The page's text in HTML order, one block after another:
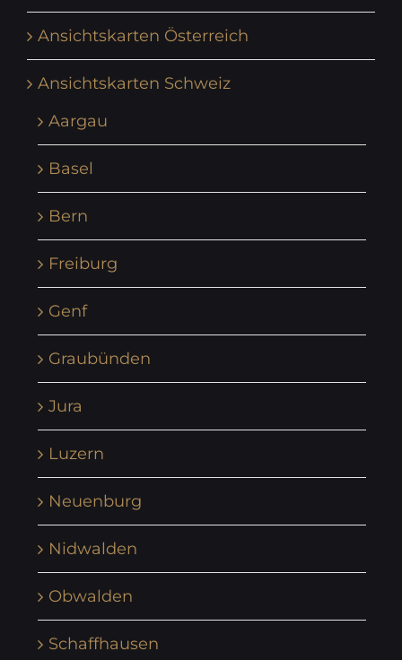
Ansichtskarten Österreich
Ansichtskarten Schweiz
Aargau
Basel
Bern
Freiburg
Genf
Graubünden
Jura
Luzern
Neuenburg
Nidwalden
Obwalden
Schaffhausen